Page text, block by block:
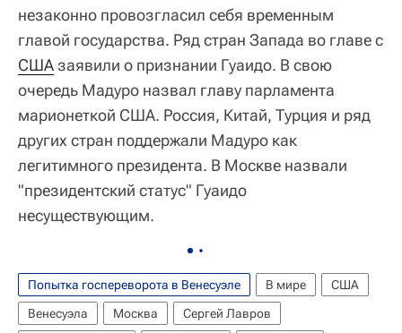
незаконно провозгласил себя временным
главой государства. Ряд стран Запада во главе с
СШАзаявили о признании Гуаидо. В свою
очередь Мадуро назвал главу парламента
марионеткой США. Россия, Китай, Турция и ряд
других стран поддержали Мадуро как
легитимного президента. В Москве назвали
"президентский статус" Гуаидо
несуществующим.
Попытка госпереворота в Венесуэле В мире
США
Венесуэла
Москва
Сергей Лавров